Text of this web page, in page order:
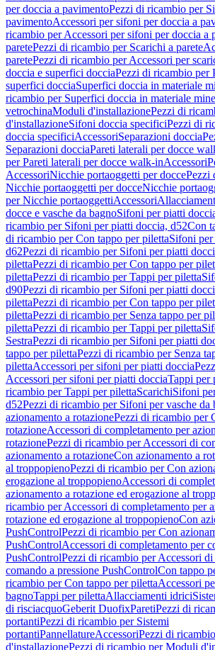
per doccia a pavimentoPezzi di ricambio per
pavimentoAccessori per sifoni per doccia a
ricambio per Accessori per sifoni per doccia a
paretePezzi di ricambio per Scarichi a parete
paretePezzi di ricambio per Accessori per
doccia e superfici docciaPezzi di ricambio per
superfici docciaSuperfici doccia in materiale
ricambio per Superfici doccia in materiale
vetrochinaModuli d'installazionePezzi di
d'installazioneSifoni doccia specificiPezzi di
doccia specificiAccessoriSeparazioni doccia
Separazioni docciaPareti laterali per docce
per Pareti laterali per docce walk-inAccessori
AccessoriNicchie portaoggetti per doccePezzi
Nicchie portaoggetti per docceNicchie
per Nicchie portaoggettiAccessori
docce e vasche da bagnoSifoni per piatti
ricambio per Sifoni per piatti doccia, d52Con
di ricambio per Con tappo per pilettaSifoni
d62Pezzi di ricambio per Sifoni per piatti
pilettaPezzi di ricambio per Con tappo per
pilettaPezzi di ricambio per Tappi per piletta
d90Pezzi di ricambio per Sifoni per piatti
pilettaPezzi di ricambio per Con tappo per
pilettaPezzi di ricambio per Senza tappo per
pilettaPezzi di ricambio per Tappi per piletta
SestraPezzi di ricambio per Sifoni per piatti
tappo per pilettaPezzi di ricambio per Senza
pilettaAccessori per sifoni per piatti doccia
Accessori per sifoni per piatti docciaTappi per
ricambio per Tappi per pilettaScarichiSifoni
d52Pezzi di ricambio per Sifoni per vasche da
azionamento a rotazionePezzi di ricambio per
rotazioneAccessori di completamento per
rotazionePezzi di ricambio per Accessori di
azionamento a rotazioneCon azionamento a
al troppopienoPezzi di ricambio per Con
erogazione al troppopienoAccessori di
azionamento a rotazione ed erogazione al
ricambio per Accessori di completamento per
rotazione ed erogazione al troppopienoCon
PushControlPezzi di ricambio per Con
PushControlAccessori di completamento per
PushControlPezzi di ricambio per Accessori
comando a pressione PushControlCon tappo
ricambio per Con tappo per pilettaAccessori
bagnoTappi per pilettaAllacciamenti idrici
di risciacquoGeberit DuofixParetiPezzi di
portantiPezzi di ricambio per Sistemi
portantiPannellatureAccessoriPezzi di
d'installazionePezzi di ricambio per Moduli